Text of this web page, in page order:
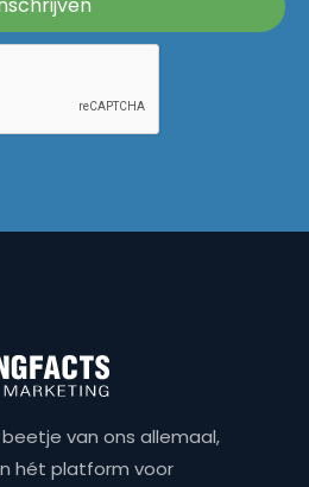
van ons allemaal,
hét platform voor